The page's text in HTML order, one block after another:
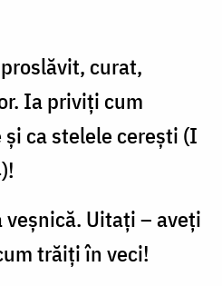
curat,
Ia priviţi cum
ca stelele cereşti (I
Uitaţi – aveţi
trăiţi în veci!